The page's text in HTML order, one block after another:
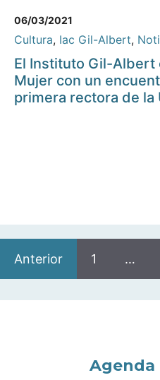
06/03/2021
Cultura, Iac Gil-Albert,
El Instituto Gil-Albert
Mujer con un
primera rectora de la
Anterior 1 …
Agenda